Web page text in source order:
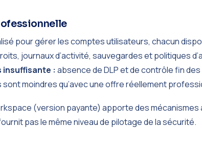
pour gérer les comptes utilisateurs, chacun
journaux d’activité, sauvegardes et politiques
: absence de DLP et de contrôle fin
moindres qu’avec une offre réellement
(version payante) apporte des mécanismes
pas le même niveau de pilotage de la sécurité.